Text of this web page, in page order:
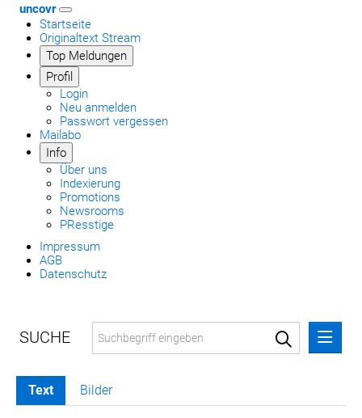
uncovr
Startseite
Originaltext Stream
Top Meldungen
Profil
Login
Neu anmelden
Passwort vergessen
Mailabo
Info
Über uns
Indexierung
Promotions
Newsrooms
PResstige
Impressum
AGB
Datenschutz
MELDUNGEN
Text Bilder